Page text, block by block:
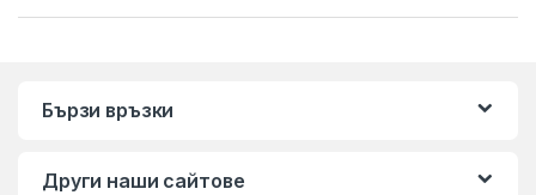
Бързи връзки
Други наши сайтове